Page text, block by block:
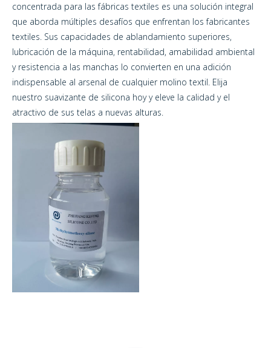
concentrada para las fábricas textiles es una solución integral
que aborda múltiples desafíos que enfrentan los fabricantes
textiles. Sus capacidades de ablandamiento superiores,
lubricación de la máquina, rentabilidad, amabilidad ambiental
y resistencia a las manchas lo convierten en una adición
indispensable al arsenal de cualquier molino textil. Elija
nuestro suavizante de silicona hoy y eleve la calidad y el
atractivo de sus telas a nuevas alturas.